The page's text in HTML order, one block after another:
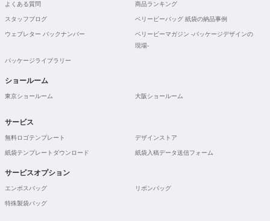
よくある質問 商品ランキング
スタッフブログ ベリービーバッグ 紙袋の納品事例
ウェブレター バックナンバー
ベリービーマガジン -パッケージデザインの
現場-
パッケージライブラリー
ショールーム
東京ショールーム 大阪ショールーム
サービス
無料ロゴテンプレート デザインストア
紙袋テンプレートダウンロード 紙袋入稿データ送信フォーム
サービスオプション
エンボスバッグ リボンバッグ
特殊製袋バッグ